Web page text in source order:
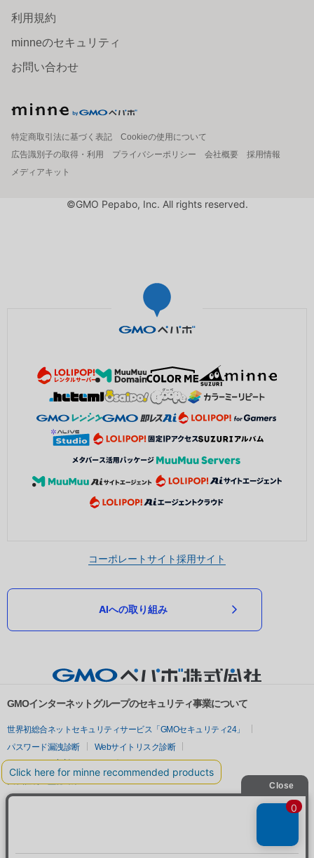
利用規約
minneのセキュリティ
お問い合わせ
特定商取引法に基づく表記
Cookieの使用について
広告識別子の取得・利用
プライバシーポリシー 会社概要
採用情報
メディアキット
©GMO Pepabo, Inc. All rights reserved.
コーポレートサイト採用サイト
AIへの取り組み
GMOインターネットグループのセキュリティ事業について
世界初総合ネットセキュリティサービス「GMOセキュリティ24」
パスワード漏洩診断
Webサイトリスク診断
セキュリティ相談AIチャットボット
実在証明・盗聴対策
サイバー攻撃対策（GMOサイバーセキュリティ byイエラエ）